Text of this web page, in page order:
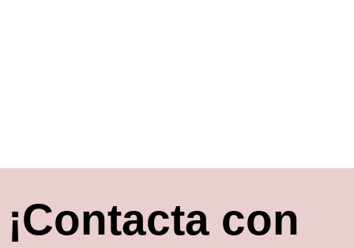
¡Contacta con